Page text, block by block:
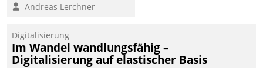
Softwareentwicklungshaus
Andreas Lerchner
Digitalisierung
Im Wandel wandlungsfähig –
Digitalisierung auf elastischer Basis